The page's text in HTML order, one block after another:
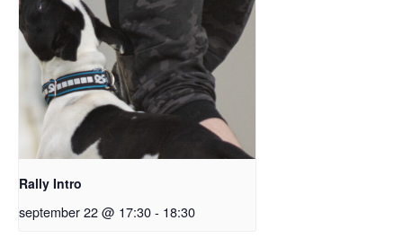
Rally Intro
september 22 @ 17:30- 18:30